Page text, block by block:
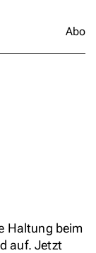
Abo
Haltung beim
auf. Jetzt